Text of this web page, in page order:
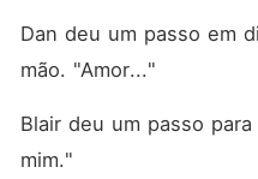
Dan deu um passo em
mão. "Amor..."
Blair deu um passo
mim."